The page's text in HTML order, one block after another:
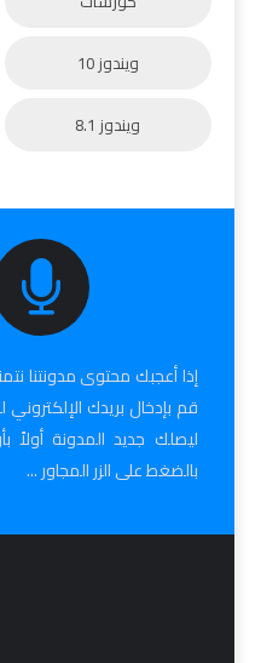
ويندوز 10
ويندوز 8.1
إذا أعجبك محتوى مدونتنا
قم بإدخال بريدك
ليصلك جديد المدونة
بالضغط على الزر المجاور ...